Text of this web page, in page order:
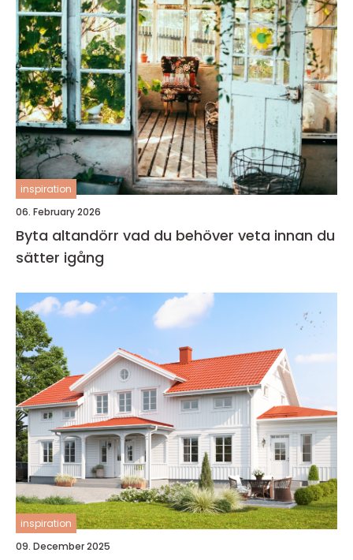
inspiration
06. February 2026
Byta altandörr vad du behöver veta innan du
sätter igång
inspiration
09. December 2025